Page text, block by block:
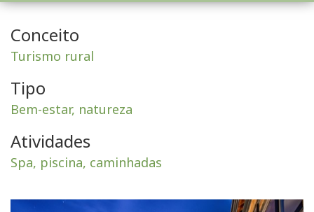
Conceito
Turismo rural
Tipo
Bem-estar, natureza
Atividades
Spa, piscina, caminhadas